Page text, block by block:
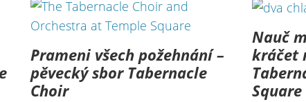
Prameni všech požehnání –
pěvecký sbor Tabernacle
Choir
Nauč
kráčet
Square